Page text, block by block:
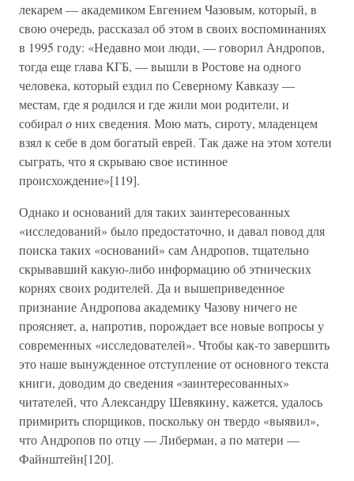
лекарем — академиком Евгением Чазовым, который, в
свою очередь, рассказал об этом в своих воспоминаниях
в 1995 году: «Недавно мои люди, — говорил Андропов,
тогда еще глава КГБ, — вышли в Ростове на одного
человека, который ездил по Северному Кавказу —
местам, где я родился и где жили мои родители, и
собиралоних сведения. Мою мать, сироту, младенцем
взял к себе в дом богатый еврей. Так даже на этом хотели
сыграть, что я скрываю свое истинное
происхождение»[119].
Однако и оснований для таких заинтересованных
«исследований» было предостаточно, и давал повод для
поиска таких «оснований» сам Андропов, тщательно
скрывавший какую-либо информацию об этнических
корнях своих родителей. Да и вышеприведенное
признание Андропова академику Чазову ничего не
проясняет, а, напротив, порождает все новые вопросы у
современных «исследователей». Чтобы как-то завершить
это наше вынужденное отступление от основного текста
книги, доводим до сведения «заинтересованных»
читателей, что Александру Шевякину, кажется, удалось
примирить спорщиков, поскольку он твердо «выявил»,
что Андропов по отцу — Либерман, а по матери —
Файнштейн[120].